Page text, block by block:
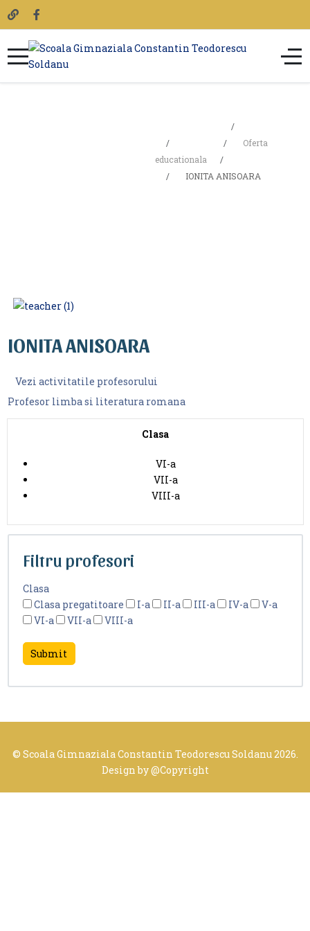
Oferta
educationala
IONITA ANISOARA
IONITA ANISOARA
Vezi activitatile profesorului
Profesor limba si literatura romana
Clasa
VI-a
VII-a
VIII-a
Filtru profesori
Clasa
Clasa pregatitoare
I-a II-a III-a IV-a
V-a
VI-a
VII-a VIII-a
© Scoala Gimnaziala Constantin Teodorescu Soldanu 2026.
Design by@Copyright